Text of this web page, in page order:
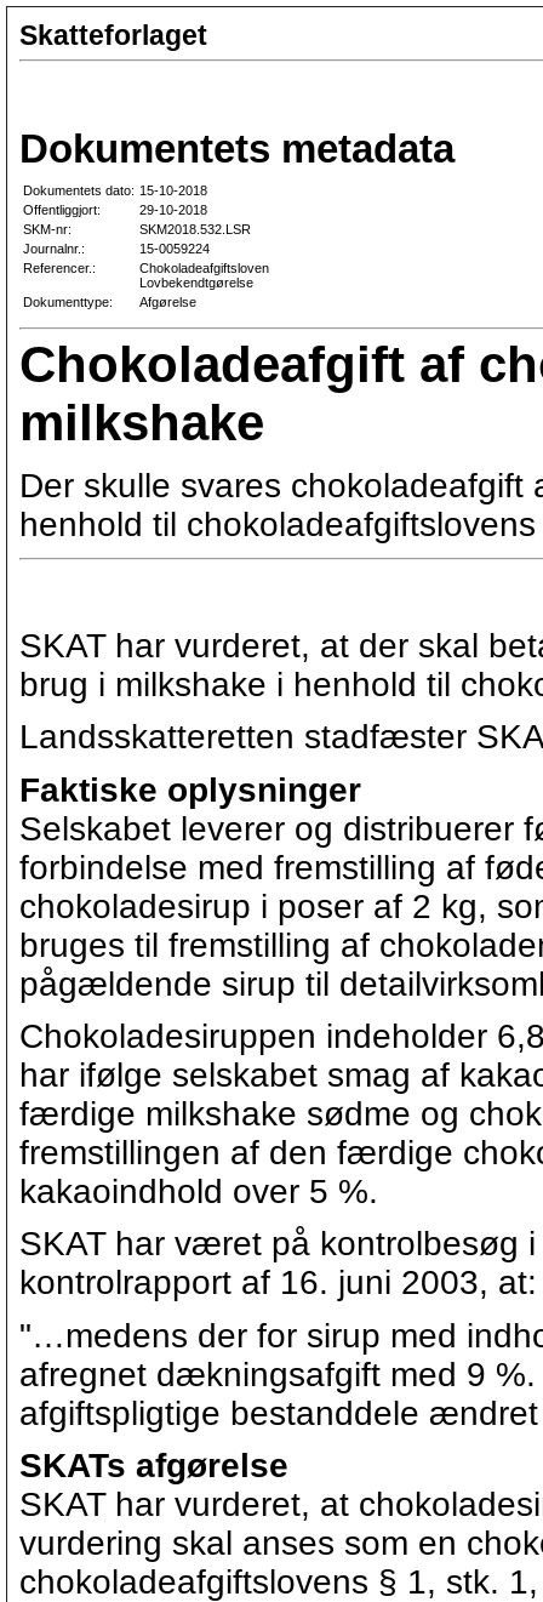
Skatteforlaget
Dokumentets metadata
Dokumentets dato: 15-10-2018
Offentliggjort:
29-10-2018
SKM-nr:
SKM2018.532.LSR
Journalnr.:
15-0059224
Referencer.:
Chokoladeafgiftsloven
Lovbekendtgørelse
Dokumenttype:
Afgørelse
Chokoladeafgift af
milkshake
Der skulle svares
henhold til
SKAT har vurderet, at der skal
brug i milkshake i henhold til
Landsskatteretten stadfæster
Faktiske oplysninger
Selskabet leverer og distribuerer
forbindelse med fremstilling af
chokoladesirup i poser af 2 kg,
bruges til fremstilling af
pågældende sirup til
Chokoladesiruppen indeholder
har ifølge selskabet smag af
færdige milkshake sødme og
fremstillingen af den færdige
kakaoindhold over 5 %.
SKAT har været på kontrolbesøg
kontrolrapport af 16. juni 2003, at:
"…medens der for sirup med
afregnet dækningsafgift med 9
afgiftspligtige bestanddele
SKATs afgørelse
SKAT har vurderet, at
vurdering skal anses som en
chokoladeafgiftslovens § 1, stk.